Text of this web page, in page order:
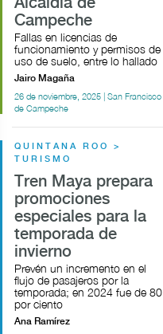
Alcaldía de
Campeche
Fallas en licencias de
funcionamiento y permisos de
uso de suelo, entre lo hallado
Jairo Magaña
26 de noviembre, 2025 | San Francisco
de Campeche
QUINTANA ROO >
TURISMO
Tren Maya prepara
promociones
especiales para la
temporada de
invierno
Prevén un incremento en el
flujo de pasajeros por la
temporada; en 2024 fue de 80
por ciento
Ana Ramírez